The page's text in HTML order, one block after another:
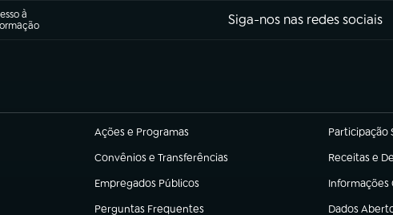
à
Siga-nos nas redes sociais
Ações e Programas
(abre em nova aba) Participação
(abre em
Convênios e Transferências
(abre em nova aba) Receitas e
(abre em
Empregados Públicos
(abre em nova aba) Informações
(abre em
Perguntas Frequentes Dados